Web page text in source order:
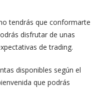
tendrás que conformarte
disfrutar de unas
de trading.
disponibles según el
que podrás